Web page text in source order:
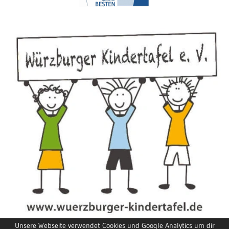
Unsere Webseite verwendet Cookies und Google Analytics um dir